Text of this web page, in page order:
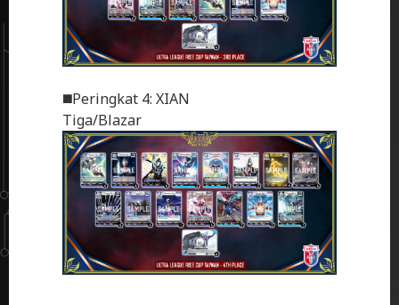
◼️Peringkat 4: XIAN
Tiga/Blazar